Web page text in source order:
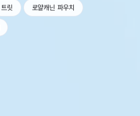
트릿 로얄캐닌 파우치